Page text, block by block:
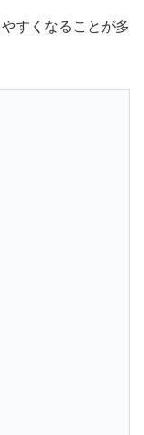
すくなることが多